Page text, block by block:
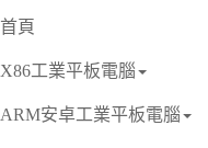
首頁
X86工業平板電腦
ARM安卓工業平板電腦